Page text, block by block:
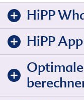
HiPP
HiPP App